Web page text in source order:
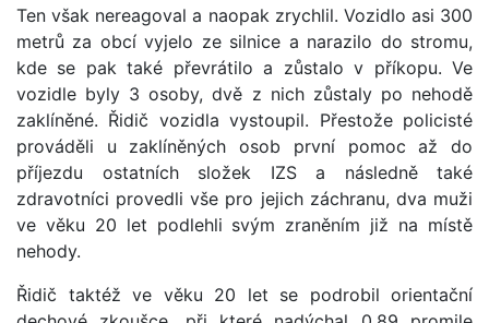
Ten však nereagoval a naopak zrychlil. Vozidlo asi 300
metrů za obcí vyjelo ze silnice a narazilo do stromu,
kde se pak také převrátilo a zůstalo v příkopu. Ve
vozidle byly 3 osoby, dvě z nich zůstaly po nehodě
zaklíněné. Řidič vozidla vystoupil. Přestože policisté
prováděli u zaklíněných osob první pomoc až do
příjezdu ostatních složek IZS a následně také
zdravotníci provedli vše pro jejich záchranu, dva muži
ve věku 20 let podlehli svým zraněním již na místě
nehody.
Řidič taktéž ve věku 20 let se podrobil orientační